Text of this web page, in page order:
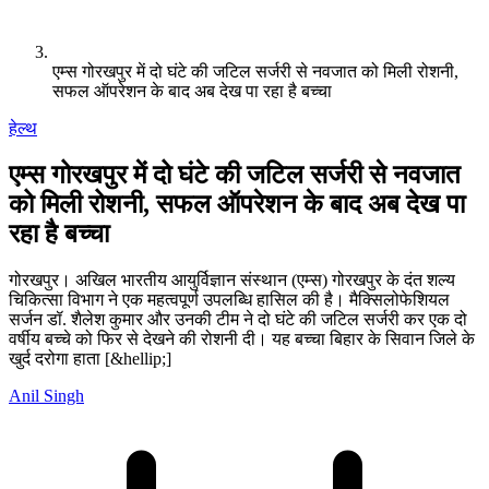
एम्स गोरखपुर में दो घंटे की जटिल सर्जरी से नवजात को मिली रोशनी,
सफल ऑपरेशन के बाद अब देख पा रहा है बच्चा
हेल्थ
एम्स गोरखपुर में दो घंटे की जटिल सर्जरी से नवजात
को मिली रोशनी, सफल ऑपरेशन के बाद अब देख पा
रहा है बच्चा
गोरखपुर। अखिल भारतीय आयुर्विज्ञान संस्थान (एम्स) गोरखपुर के दंत शल्य
चिकित्सा विभाग ने एक महत्वपूर्ण उपलब्धि हासिल की है। मैक्सिलोफेशियल
सर्जन डॉ. शैलेश कुमार और उनकी टीम ने दो घंटे की जटिल सर्जरी कर एक दो
वर्षीय बच्चे को फिर से देखने की रोशनी दी। यह बच्चा बिहार के सिवान जिले के
खुर्द दरोगा हाता [&hellip;]
Anil Singh